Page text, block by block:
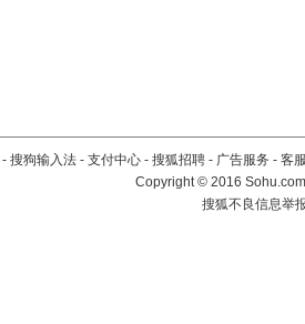
- 搜狗输入法 - 支付中心 - 搜狐招聘 - 广告服务 - 客
Copyright©2016
搜狐不良信息举